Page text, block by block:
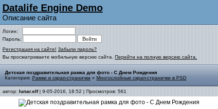
Datalife Engine Demo
Описание сайта
Логин:
Пароль:
Регистрация на сайте! Забыли пароль?
Вы просматриваете мобильную версию сайта. Перейти на полную версию сайта.
Детская поздравительная рамка для фото - С Днем Рождения
Категория: Рамки и скрап-странички » Многослойные скрап-странички в PSD
автор: lunar.elf| 9-05-2016, 18:52 | Просмотров: 561